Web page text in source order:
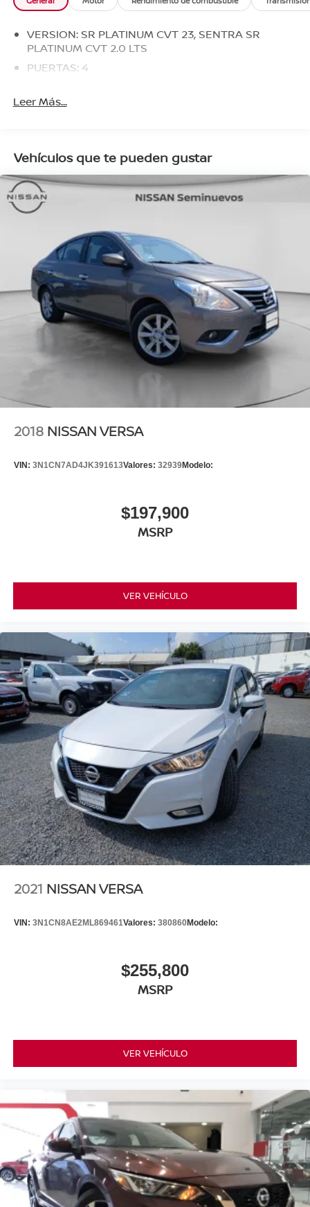
VERSION: SR PLATINUM CVT 23, SENTRA SR
PLATINUM CVT 2.0 LTS
PUERTAS: 4
Leer Más...
Vehículos que te pueden gustar
2018 NISSAN VERSA
VIN: 3N1CN7AD4JK391613Valores: 32939Modelo:
$197,900
MSRP
VER VEHÍCULO
2021 NISSAN VERSA
VIN: 3N1CN8AE2ML869461Valores: 380860Modelo:
$255,800
MSRP
VER VEHÍCULO